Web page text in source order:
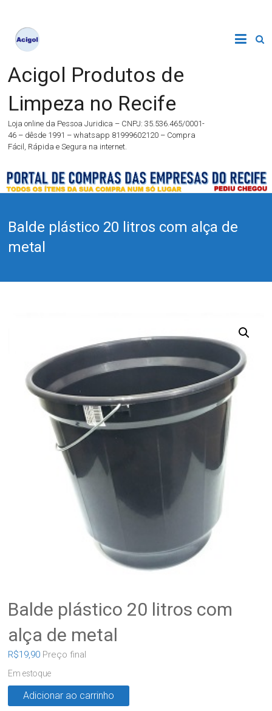
Acigol Produtos de
Limpeza no Recife
Loja online da Pessoa Juridica – CNPJ: 35.536.465/0001-
46 – dêsde 1991 – whatsapp 81999602120 – Compra
Fácil, Rápida e Segura na internet.
Balde plástico 20 litros com alça de
metal
Balde plástico 20 litros com
alça de metal
R$19,90 Preço final
Em estoque
Adicionar ao carrinho